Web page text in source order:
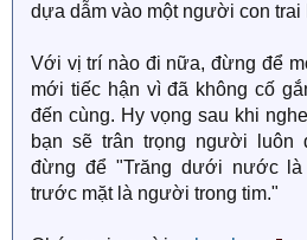
dựa dẫm vào một người con trai
Với vị trí nào đi nữa, đừng để
mới tiếc hận vì đã không cố
đến cùng. Hy vọng sau khi
bạn sẽ trân trọng người luôn
đừng để "Trăng dưới nước
trước mặt là người trong tim."